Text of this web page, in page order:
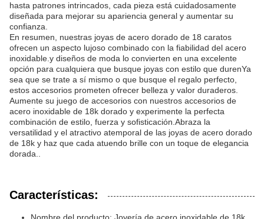
hasta patrones intrincados, cada pieza está cuidadosamente
diseñada para mejorar su apariencia general y aumentar su
confianza.
En resumen, nuestras joyas de acero dorado de 18 caratos
ofrecen un aspecto lujoso combinado con la fiabilidad del acero
inoxidable.y diseños de moda lo convierten en una excelente
opción para cualquiera que busque joyas con estilo que durenYa
sea que se trate a sí mismo o que busque el regalo perfecto,
estos accesorios prometen ofrecer belleza y valor duraderos.
Aumente su juego de accesorios con nuestros accesorios de
acero inoxidable de 18k dorado y experimente la perfecta
combinación de estilo, fuerza y sofisticación.Abraza la
versatilidad y el atractivo atemporal de las joyas de acero dorado
de 18k y haz que cada atuendo brille con un toque de elegancia
dorada..
Características: